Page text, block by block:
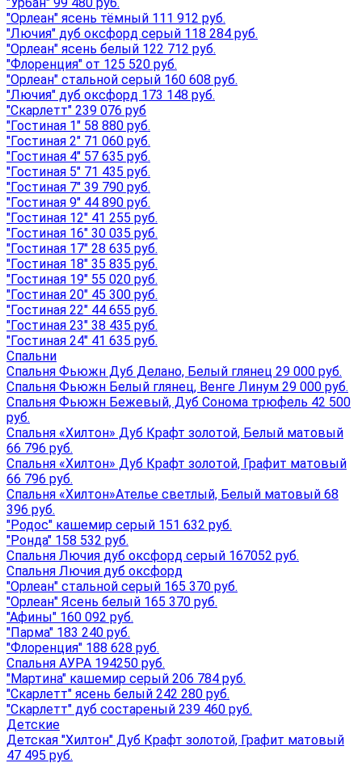
"Орлеан" ясень тёмный 111 912 руб.
"Лючия" дуб оксфорд серый 118 284 руб.
"Орлеан" ясень белый 122 712 руб.
"Флоренция" от 125 520 руб.
"Орлеан" стальной серый 160 608 руб.
"Лючия" дуб оксфорд 173 148 руб.
"Скарлетт" 239 076 руб
"Гостиная 1" 58 880 руб.
"Гостиная 2" 71 060 руб.
"Гостиная 4" 57 635 руб.
"Гостиная 5" 71 435 руб.
"Гостиная 7" 39 790 руб.
"Гостиная 9" 44 890 руб.
"Гостиная 12" 41 255 руб.
"Гостиная 16" 30 035 руб.
"Гостиная 17" 28 635 руб.
"Гостиная 18" 35 835 руб.
"Гостиная 19" 55 020 руб.
"Гостиная 20" 45 300 руб.
"Гостиная 22" 44 655 руб.
"Гостиная 23" 38 435 руб.
"Гостиная 24" 41 635 руб.
Спальни
Спальня Фьюжн Дуб Делано, Белый глянец 29 000 руб.
Спальня Фьюжн Белый глянец, Венге Линум 29 000 руб.
Спальня Фьюжн Бежевый, Дуб Сонома трюфель 42 500
руб.
Спальня «Хилтон» Дуб Крафт золотой, Белый матовый
66 796 руб.
Спальня «Хилтон» Дуб Крафт золотой, Графит матовый
66 796 руб.
Спальня «Хилтон»Ателье светлый, Белый матовый 68
396 руб.
"Родос" кашемир серый 151 632 руб.
"Ронда" 158 532 руб.
Спальня Лючия дуб оксфорд серый 167052 руб.
Спальня Лючия дуб оксфорд
"Орлеан" стальной серый 165 370 руб.
"Орлеан" Ясень белый 165 370 руб.
"Афины" 160 092 руб.
"Парма" 183 240 руб.
"Флоренция" 188 628 руб.
Спальня АУРА 194250 руб.
"Мартина" кашемир серый 206 784 руб.
"Скарлетт" ясень белый 242 280 руб.
"Скарлетт" дуб состареный 239 460 руб.
Детские
Детская "Хилтон" Дуб Крафт золотой, Графит матовый
47 495 руб.